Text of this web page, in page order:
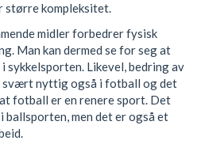
større kompleksitet.
midler forbedrer fysisk
Man kan dermed se for seg at
sykkelsporten. Likevel, bedring av
svært nyttig også i fotball og det
fotball er en renere sport. Det
men det er også et